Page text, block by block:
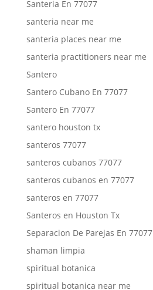
Santeria En 77077
santeria near me
santeria places near me
santeria practitioners near me
Santero
Santero Cubano En 77077
Santero En 77077
santero houston tx
santeros 77077
santeros cubanos 77077
santeros cubanos en 77077
santeros en 77077
Santeros en Houston Tx
Separacion De Parejas En 77077
shaman limpia
spiritual botanica
spiritual botanica near me